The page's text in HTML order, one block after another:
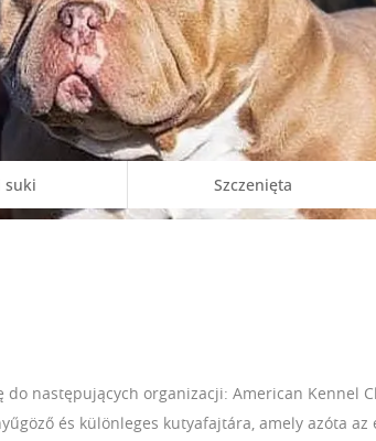
suki Szczenięta
do następujących organizacji: American Kennel
és különleges kutyafajtára, amely azóta az